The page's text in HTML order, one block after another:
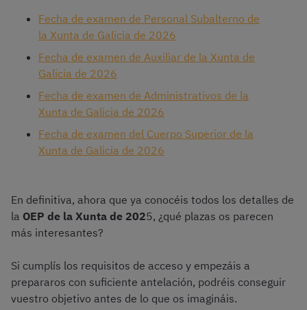
Fecha de examen de Personal Subalterno de
la Xunta de Galicia de 2026
Fecha de examen de Auxiliar de la Xunta de
Galicia de 2026
Fecha de examen de Administrativos de la
Xunta de Galicia de 2026
Fecha de examen del Cuerpo Superior de la
Xunta de Galicia de 2026
En definitiva, ahora que ya conocéis todos los detalles de
la OEP de la Xunta de 2025, ¿qué plazas os parecen
más interesantes?
Si cumplís los requisitos de acceso y empezáis a
prepararos con suficiente antelación, podréis conseguir
vuestro objetivo antes de lo que os imagináis.